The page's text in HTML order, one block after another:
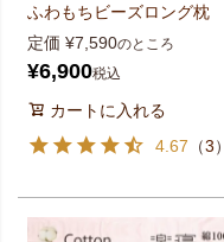
ふわもちビーズロング枕
定価 ¥7,590のところ
¥6,900税込
カートに入れる
4.67 （3）